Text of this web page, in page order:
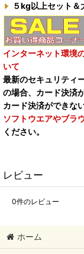
５kg以上セット＆
インターネット環境
いて
最新のセキュリティ
の場合、カード決済
カード決済ができな
ソフトウエアやブラ
ください。
レビュー
0件のレビュー
ホーム